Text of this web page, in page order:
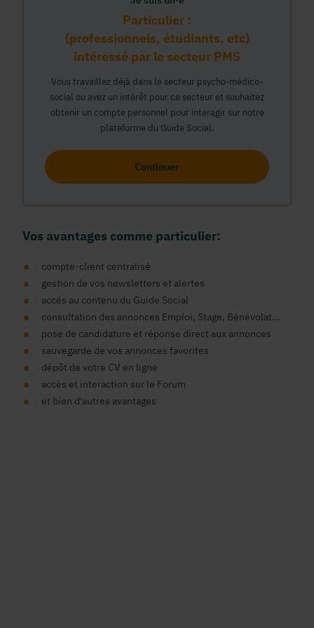
Particulier :
(professionnels, étudiants, etc)
intéressé par le secteur PMS
Vous travaillez déjà dans le secteur psycho-médico-
social ou avez un intérêt pour ce secteur et souhaitez
obtenir un compte personnel pour interagir sur notre
plateforme du Guide Social.
Continuer
Vos avantages comme particulier:
compte-client centralisé
gestion de vos newsletters et alertes
accés au contenu du Guide Social
consultation des annonces Emploi, Stage, Bénévolat...
pose de candidature et réponse direct aux annonces
sauvegarde de vos annonces favorites
dépôt de votre CV en ligne
accès et interaction sur le Forum
et bien d'autres avantages